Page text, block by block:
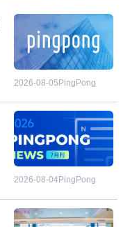
2026-08-05PingPong
2026-08-04PingPong